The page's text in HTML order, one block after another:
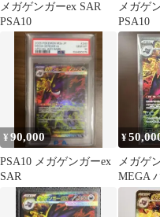
メガゲンガーex SAR
PSA10
メガゲ
PSA10
¥90,000
PSA10 メガゲンガーex
SAR
¥
メガゲ
MEGA
ク